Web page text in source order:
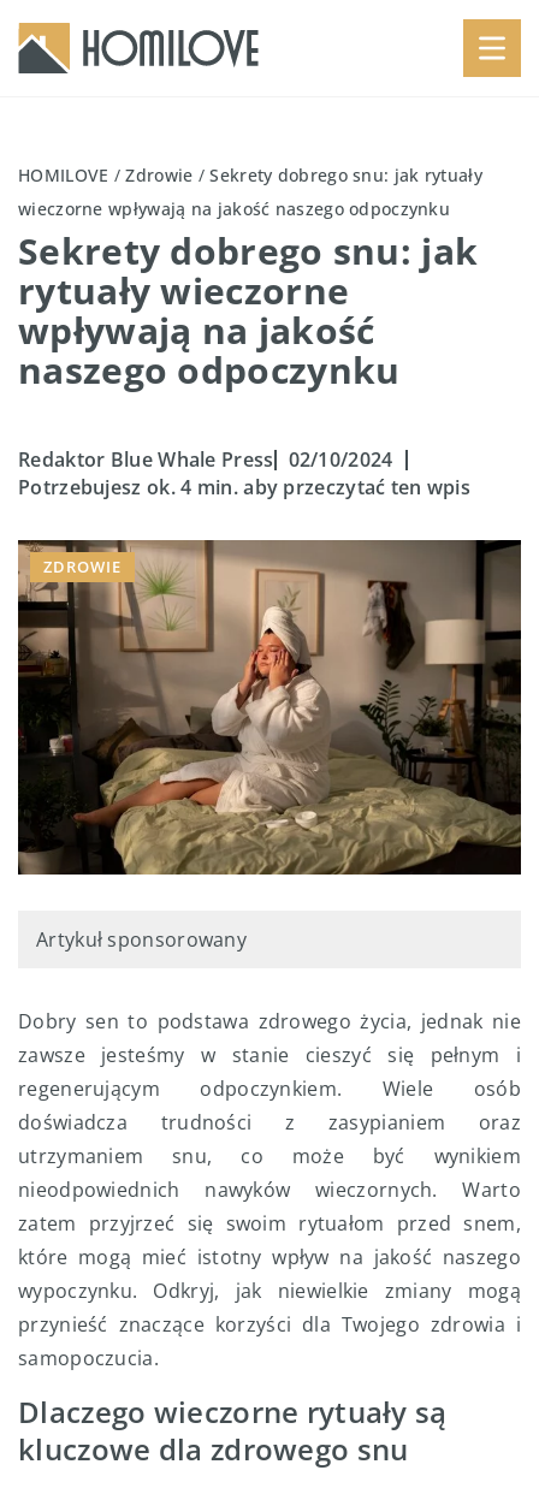
HOMILOVE /Zdrowie /Sekrety dobrego snu: jak rytuały
wieczorne wpływają na jakość naszego odpoczynku
Sekrety dobrego snu: jak
rytuały wieczorne
wpływają na jakość
naszego odpoczynku
Redaktor Blue Whale Press
02/10/2024
Potrzebujesz ok. 4 min. aby przeczytać ten wpis
ZDROWIE
Artykuł sponsorowany
Dobry sen to podstawa zdrowego życia, jednak nie
zawsze jesteśmy w stanie cieszyć się pełnym i
regenerującym odpoczynkiem. Wiele osób
doświadcza trudności z zasypianiem oraz
utrzymaniem snu, co może być wynikiem
nieodpowiednich nawyków wieczornych. Warto
zatem przyjrzeć się swoim rytuałom przed snem,
które mogą mieć istotny wpływ na jakość naszego
wypoczynku. Odkryj, jak niewielkie zmiany mogą
przynieść znaczące korzyści dla Twojego zdrowia i
samopoczucia.
Dlaczego wieczorne rytuały są
kluczowe dla zdrowego snu